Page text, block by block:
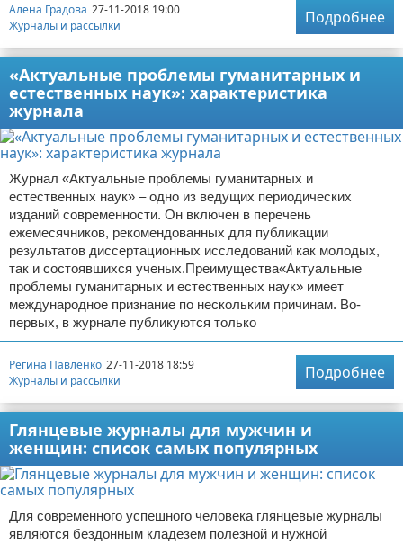
Алена Градова 27-11-2018 19:00
Журналы и рассылки
Подробнее
«Актуальные проблемы гуманитарных и
естественных наук»: характеристика
журнала
Журнал «Актуальные проблемы гуманитарных и
естественных наук» – одно из ведущих периодических
изданий современности. Он включен в перечень
ежемесячников, рекомендованных для публикации
результатов диссертационных исследований как молодых,
так и состоявшихся ученых.Преимущества«Актуальные
проблемы гуманитарных и естественных наук» имеет
международное признание по нескольким причинам. Во-
первых, в журнале публикуются только
Регина Павленко 27-11-2018 18:59
Журналы и рассылки
Подробнее
Глянцевые журналы для мужчин и
женщин: список самых популярных
Для современного успешного человека глянцевые журналы
являются бездонным кладезем полезной и нужной